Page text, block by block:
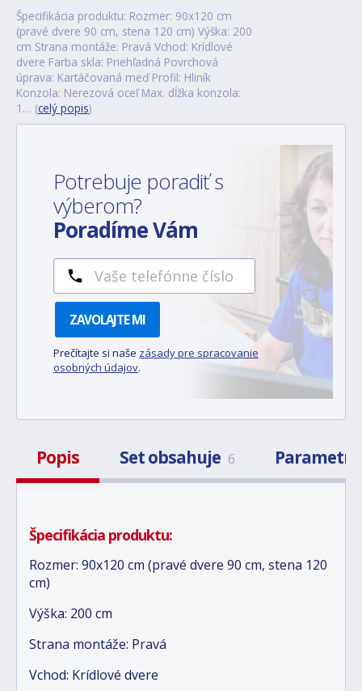
Špecifikácia produktu: Rozmer: 90x120 cm
(pravé dvere 90 cm, stena 120 cm) Výška: 200
cm Strana montáže: Pravá Vchod: Krídlové
dvere Farba skla: Priehľadná Povrchová
úprava: Kartáčovaná meď Profil: Hliník
Konzola: Nerezová oceľ Max. dĺžka konzola:
1… (celý popis)
Potrebuje poradiť s
výberom?
Poradíme Vám
ZAVOLAJTE MI
Prečítajte si naše zásady pre spracovanie
osobných údajov.
Popis Set obsahuje 6 Parametre
Špecifikácia produktu:
Rozmer: 90x120 cm (pravé dvere 90 cm, stena 120
cm)
Výška: 200 cm
Strana montáže: Pravá
Vchod: Krídlové dvere